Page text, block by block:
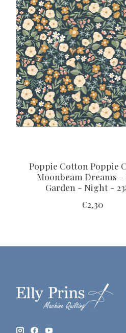
Poppie Cotton Poppie
Moonbeam Dreams -
Garden - Night -
€2,30